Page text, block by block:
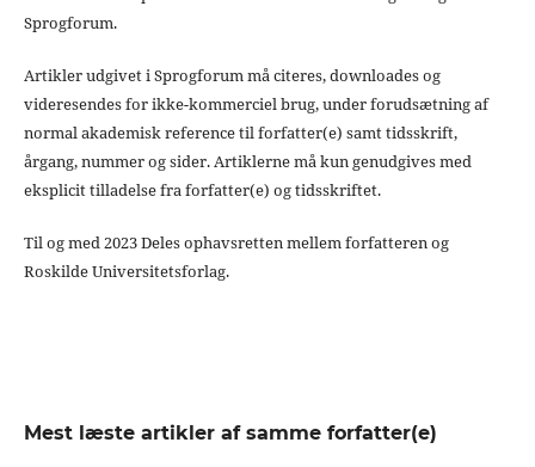
Sprogforum.
Artikler udgivet i Sprogforum må citeres, downloades og
videresendes for ikke-kommerciel brug, under forudsætning af
normal akademisk reference til forfatter(e) samt tidsskrift,
årgang, nummer og sider. Artiklerne må kun genudgives med
eksplicit tilladelse fra forfatter(e) og tidsskriftet.
Til og med 2023 Deles ophavsretten mellem forfatteren og
Roskilde Universitetsforlag.
Mest læste artikler af samme forfatter(e)